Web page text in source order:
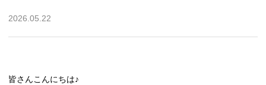
2026.05.22
皆さんこんにちは♪